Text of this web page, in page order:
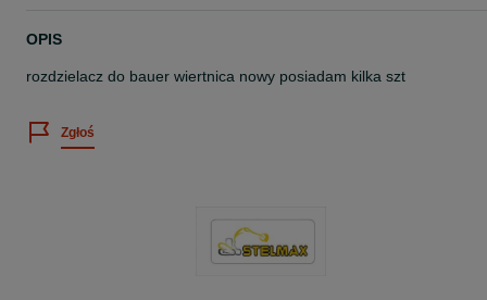
OPIS
rozdzielacz do bauer wiertnica nowy posiadam kilka szt
Zgłoś